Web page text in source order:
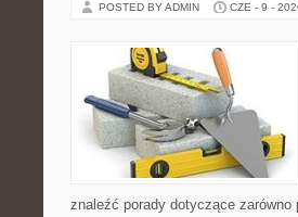
POSTED BY ADMIN CZE - 9 -
znaleźć porady dotyczące